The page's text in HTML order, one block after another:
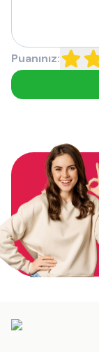
Puanınız: